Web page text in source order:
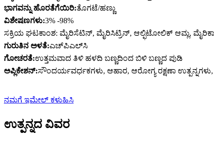
ಭಾಗವನ್ನು ಹೊರತೆಗೆಯಿರಿ:ತೊಗಟೆ/ಹಣ್ಣು
ವಿಶೇಷಣಗಳು:3% -98%
ಸಕ್ರಿಯ ಘಟಕಾಂಶ: ಮೈರಿಸೆಟಿನ್, ಮೈರಿಸಿಟ್ರಿನ್, ಆಲ್ಫಿಟೋಲಿಕ್ ಆಮ್ಲ,
ಗುರುತಿನ ಅಳತೆ:ಎಚ್‌ಪಿಎಲ್‌ಸಿ
ಗೋಚರತೆ:ಉತ್ತಮವಾದ ತಿಳಿ ಹಳದಿ ಬಣ್ಣದಿಂದ ಬಿಳಿ ಬಣ್ಣದ ಪುಡಿ
ಅಪ್ಲಿಕೇಶನ್:ಸೌಂದರ್ಯವರ್ಧಕಗಳು, ಆಹಾರ, ಆರೋಗ್ಯ ರಕ್ಷಣಾ
ನಮಗೆ ಇಮೇಲ್ ಕಳುಹಿಸಿ
ಉತ್ಪನ್ನದ ವಿವರ